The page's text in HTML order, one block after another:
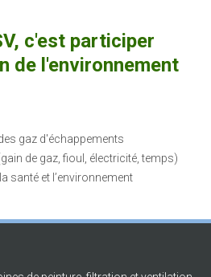
c'est participer
de l'environnement
gaz d'échappements
de gaz, fioul, électricité, temps)
santé et l’environnement